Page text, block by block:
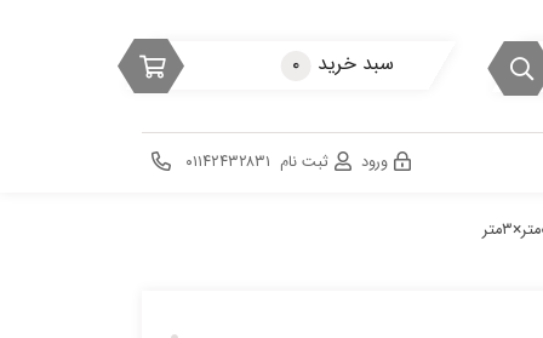
سبد خرید ۰
ورود ثبت نام ۰۱۱۴۲۴۳۲۸۳۱